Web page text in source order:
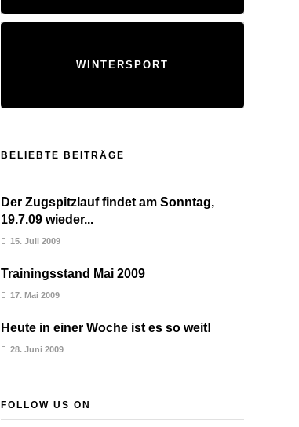
WINTERSPORT
BELIEBTE BEITRÄGE
Der Zugspitzlauf findet am Sonntag,
19.7.09 wieder...
15. Juli 2009
Trainingsstand Mai 2009
17. Mai 2009
Heute in einer Woche ist es so weit!
28. Juni 2009
FOLLOW US ON